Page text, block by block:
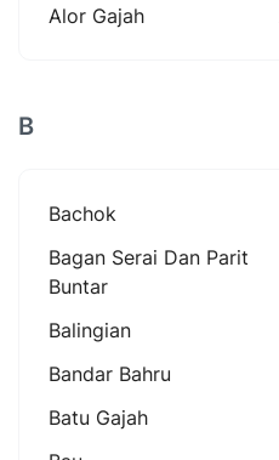
Alor Gajah
B
Bachok
Bagan Serai Dan Parit
Buntar
Balingian
Bandar Bahru
Batu Gajah